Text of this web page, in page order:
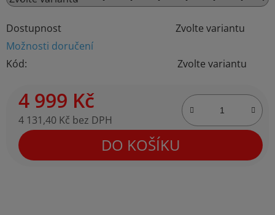
Dostupnost
Zvolte variantu
Možnosti doručení
Kód:
Zvolte variantu
4 999 Kč
4 131,40 Kč bez DPH
Měrná cena:
DO KOŠÍKU